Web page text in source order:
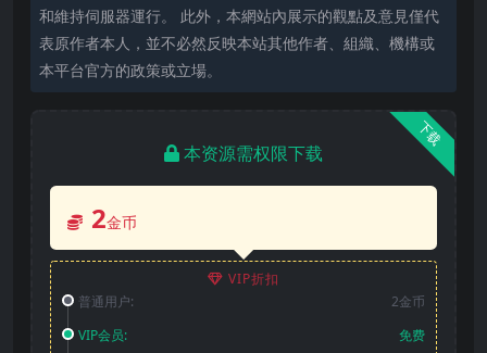
和維持伺服器運行。 此外，本網站內展示的觀點及意見僅代
表原作者本人，並不必然反映本站其他作者、組織、機構或
本平台官方的政策或立場。
下载
本资源需权限下载
2金币
VIP折扣
普通用户:
2金币
VIP会员:
免费